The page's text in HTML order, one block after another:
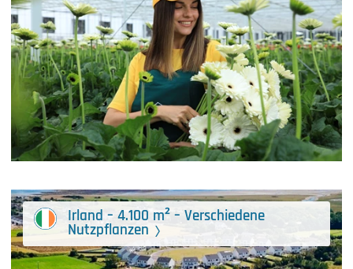
Irland – 4.100 m² – Verschiedene
Nutzpflanzen